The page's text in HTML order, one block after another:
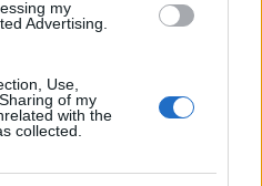
my
Advertising.
Use,
of my
with the
collected.
generazionale al Masters